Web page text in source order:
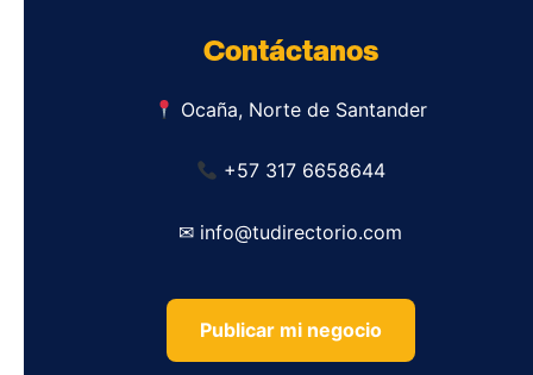
Contáctanos
Ocaña, Norte de Santander
+57 317 6658644
✉ info@tudirectorio.com
Publicar mi negocio